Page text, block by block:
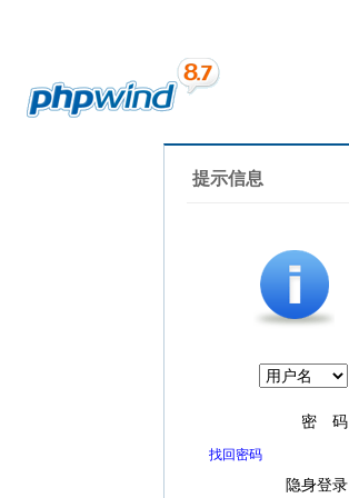
提示信息
密 码
找回密码
隐身登录